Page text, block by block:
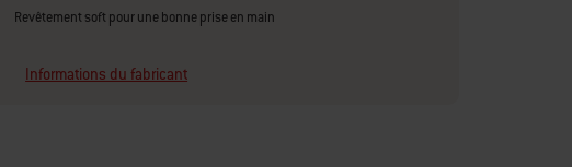
Revêtement soft pour une bonne prise en main
Informations du fabricant